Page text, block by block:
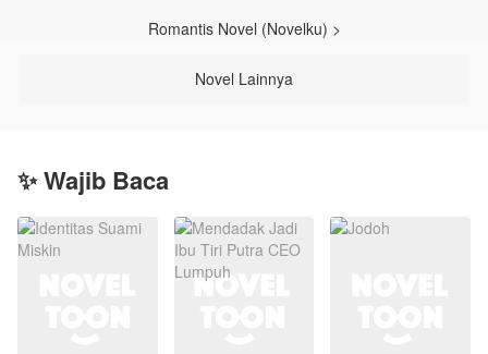
Romantis Novel (Novelku) >
Novel Lainnya
✨ Wajib Baca